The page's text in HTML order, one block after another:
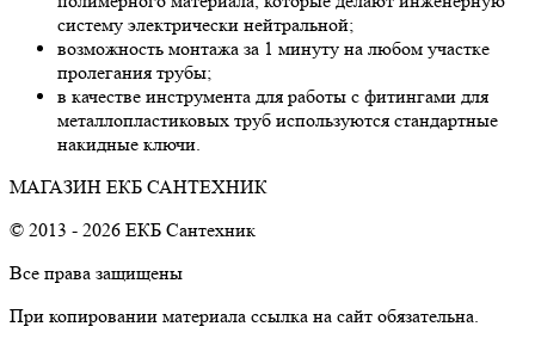
систему электрически нейтральной;
возможность монтажа за 1 минуту на любом участке
пролегания трубы;
в качестве инструмента для работы с фитингами для
металлопластиковых труб используются стандартные
накидные ключи.
МАГАЗИН ЕКБ САНТЕХНИК
© 2013 - 2026 ЕКБ Сантехник
Все права защищены
При копировании материала ссылка на сайт обязательна.